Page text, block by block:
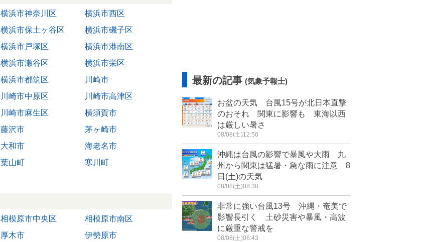
横浜市神奈川区
横浜市西区
横浜市保土ヶ谷区
横浜市磯子区
横浜市戸塚区
横浜市港南区
横浜市瀬谷区
横浜市栄区
横浜市都筑区
川崎市
川崎市中原区
川崎市高津区
川崎市麻生区
横須賀市
藤沢市
茅ヶ崎市
大和市
海老名市
葉山町
寒川町
相模原市中央区
相模原市南区
厚木市
伊勢原市
最新の記事 (気象予報士)
お盆の天気 台風15号が北日本直撃
のおそれ 関東に影響も 東海以西
は厳しい暑さ
08/08(土)12:50
沖縄は台風の影響で暴風や大雨 九
州から関東は猛暑・急な雨に注意 8
日(土)の天気
08/08(土)08:38
非常に強い台風13号 沖縄・奄美で
影響長引く 土砂災害や暴風・高波
に厳重な警戒を
08/08(土)06:43